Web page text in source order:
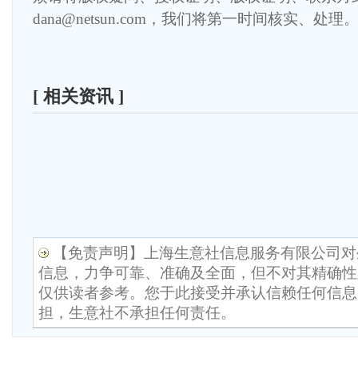
dana@netsun.com，我们将第一时间核实、处理。
[ 相关资讯 ]
【免责声明】上海生意社信息服务有限公司
信息，力争可靠、准确及全面，但不对其精确
仅供读者参考。您于此接受并承认信赖任何信
担，生意社不承担任何责任。